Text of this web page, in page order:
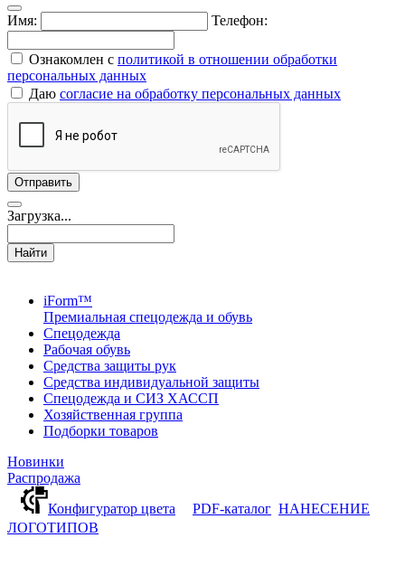
Имя: Телефон:
Ознакомлен с политикой в отношении обработки
персональных данных
Даю согласие на обработку персональных данных
Загрузка...
Найти
iForm™
Премиальная спецодежда и обувь
Спецодежда
Рабочая обувь
Средства защиты рук
Средства индивидуальной защиты
Спецодежда и СИЗ ХАССП
Хозяйственная группа
Подборки товаров
Новинки
Распродажа
Конфигуратор цвета
PDF-каталог НАНЕСЕНИЕ
ЛОГОТИПОВ